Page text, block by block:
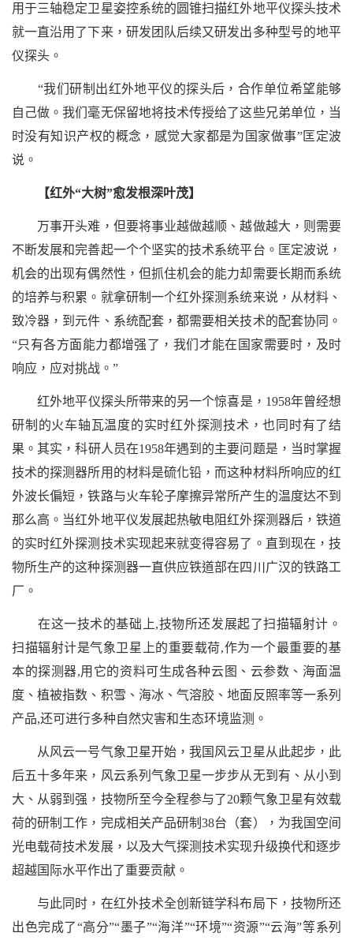
用于三轴稳定卫星姿控系统的圆锥扫描红外地平仪探头技术
就一直沿用了下来，研发团队后续又研发出多种型号的地平
仪探头。
“我们研制出红外地平仪的探头后，合作单位希望能够
自己做。我们毫无保留地将技术传授给了这些兄弟单位，当
时没有知识产权的概念，感觉大家都是为国家做事”匡定波
说。
【红外“大树”愈发根深叶茂】
万事开头难，但要将事业越做越顺、越做越大，则需要
不断发展和完善起一个个坚实的技术系统平台。匡定波说，
机会的出现有偶然性，但抓住机会的能力却需要长期而系统
的培养与积累。就拿研制一个红外探测系统来说，从材料、
致冷器，到元件、系统配套，都需要相关技术的配套协同。
“只有各方面能力都增强了，我们才能在国家需要时，及时
响应，应对挑战。 ”
红外地平仪探头所带来的另一个惊喜是， 1958年曾经想
研制的火车轴瓦温度的实时红外探测技术，也同时有了结
果。其实，科研人员在1958年遇到的主要问题是，当时掌握
技术的探测器所用的材料是硫化铅，而这种材料所响应的红
外波长偏短，铁路与火车轮子摩擦异常所产生的温度达不到
那么高。当红外地平仪发展起热敏电阻红外探测器后，铁道
的实时红外探测技术实现起来就变得容易了。直到现在，技
物所生产的这种探测器一直供应铁道部在四川广汉的铁路工
厂。
在这一技术的基础上,技物所还发展起了扫描辐射计。
扫描辐射计是气象卫星上的重要载荷,作为一个最重要的基
本的探测器,用它的资料可生成各种云图、云参数、海面温
度、植被指数、积雪、海冰、气溶胶、地面反照率等一系列
产品,还可进行多种自然灾害和生态环境监测。
从风云一号气象卫星开始，我国风云卫星从此起步，此
后五十多年来，风云系列气象卫星一步步从无到有、从小到
大、从弱到强，技物所至今全程参与了20颗气象卫星有效载
荷的研制工作，完成相关产品研制38台（套），为我国空间
光电载荷技术发展，以及大气探测技术实现升级换代和逐步
超越国际水平作出了重要贡献。
与此同时，在红外技术全创新链学科布局下，技物所还
出色完成了“高分”“墨子”“海洋”“环境”“资源”“云海”等系列